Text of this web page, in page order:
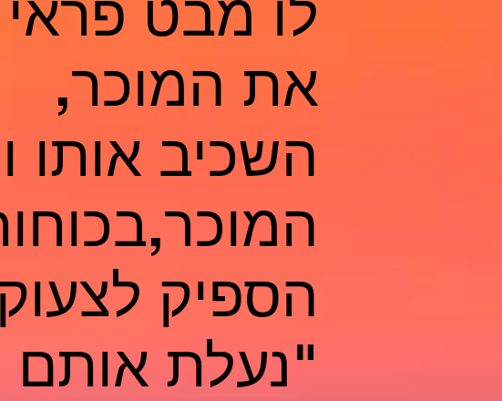
לו מבט
את המוכר,
השכיב אותו
הספיק
"נעלת אותם